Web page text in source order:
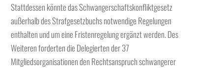
Stattdessen könnte das Schwangerschaftskonfliktgesetz
außerhalb des Strafgesetzbuchs notwendige Regelungen
enthalten und um eine Fristenregelung ergänzt werden. Des
Weiteren forderten die Delegierten der 37
Mitgliedsorganisationen den Rechtsanspruch schwangerer